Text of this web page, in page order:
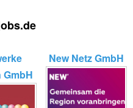
New Netz GmbH